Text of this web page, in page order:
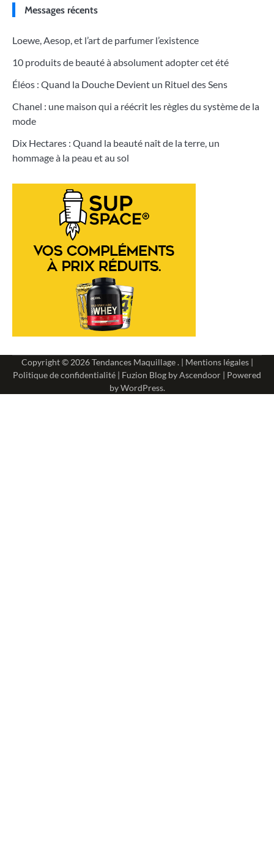
Messages récents
Loewe, Aesop, et l’art de parfumer l’existence
10 produits de beauté à absolument adopter cet été
Éléos : Quand la Douche Devient un Rituel des Sens
Chanel : une maison qui a réécrit les règles du système de la
mode
Dix Hectares : Quand la beauté naît de la terre, un
hommage à la peau et au sol
Copyright © 2026Tendances Maquillage. | Mentions légales|
Politique de confidentialité | Fuzion Blog byAscendoor | Powered
byWordPress.